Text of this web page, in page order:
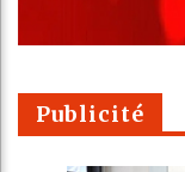
Publicité